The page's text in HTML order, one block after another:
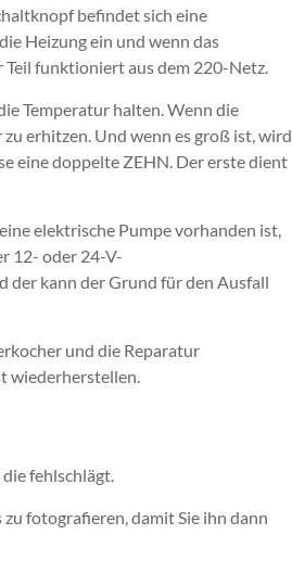
befindet sich eine
Heizung ein und wenn das
Teil funktioniert aus dem 220-Netz.
Temperatur halten. Wenn die
erhitzen. Und wenn es groß ist, wird
eine doppelte ZEHN. Der erste dient
elektrische Pumpe vorhanden ist,
12- oder 24-V-
der kann der Grund für den Ausfall
und die Reparatur
wiederherstellen.
die fehlschlägt.
fotografieren, damit Sie ihn dann